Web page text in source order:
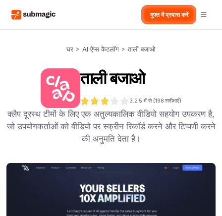
मुफ्त में प्रयास करें
घर > AI ऐप्स कैटलॉग > ताली बजाओ
ताली बजाओ
3.2 5 में से (198 समीक्षाएँ)
क्लैप दूरस्थ टीमों के लिए एक अतुल्यकालिक वीडियो सहयोग उपकरण है,
जो उपयोगकर्ताओं को वीडियो पर स्क्रीन रिकॉर्ड करने और टिप्पणी करने
की अनुमति देता है।